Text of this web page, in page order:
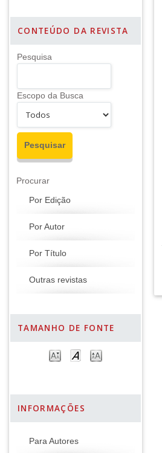
CONTEÚDO DA REVISTA
Pesquisa
Escopo da Busca
Procurar
Por Edição
Por Autor
Por Título
Outras revistas
TAMANHO DE FONTE
INFORMAÇÕES
Para Autores